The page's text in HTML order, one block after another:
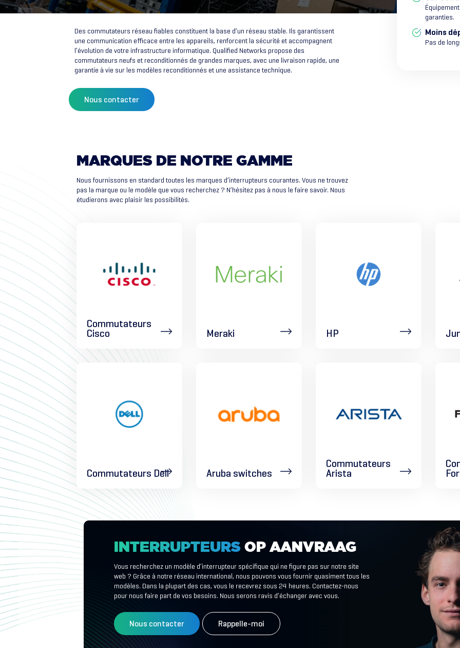
Des commutateurs réseau fiables constituent la base d’un réseau stable. Ils garantissent
une communication efficace entre les appareils, renforcent la sécurité et accompagnent
l’évolution de votre infrastructure informatique. Qualified Networks propose des
commutateurs neufs et reconditionnés de grandes marques, avec une livraison rapide, une
garantie à vie sur les modèles reconditionnés et une assistance technique.
Nous contacter
garanties.
Moins
Pas de
MARQUES DE NOTRE GAMME
Nous fournissons en standard toutes les marques d’interrupteurs courantes. Vous ne trouvez
pas la marque ou le modèle que vous recherchez ? N’hésitez pas à nous le faire savoir. Nous
étudierons avec plaisir les possibilités.
Commutateurs
Cisco Meraki HP
Commutateurs Dell Aruba switches
Commutateurs
Arista
INTERRUPTEURS OP AANVRAAG
Vous recherchez un modèle d’interrupteur spécifique qui ne figure pas sur notre site
web ? Grâce à notre réseau international, nous pouvons vous fournir quasiment tous les
modèles. Dans la plupart des cas, vous le recevrez sous 24 heures. Contactez-nous
pour nous faire part de vos besoins. Nous serons ravis d’échanger avec vous.
Nous contacter Rappelle-moi